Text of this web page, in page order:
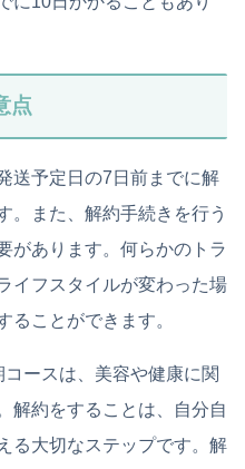
点
送予定日の7日前までに解
。また、解約手続きを行う
があります。何らかのトラ
イフスタイルが変わった場
ることができます。
ースは、美容や健康に関
解約をすることは、自分自
る大切なステップです。解